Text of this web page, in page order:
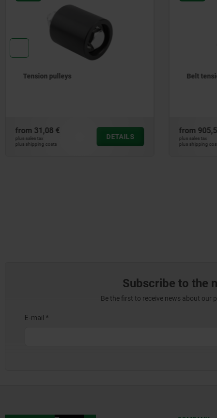
Tension pulleys
from 31,08 €
plus sales tax
plus shipping costs
DETAILS
Belt
from
plus sales tax
plus shipping
Subscribe to the
Be the first to receive news about our